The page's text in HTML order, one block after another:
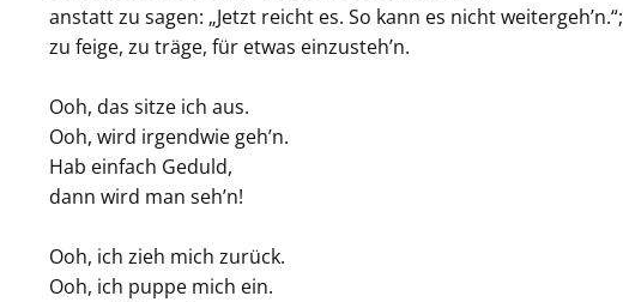
anstatt zu sagen: „Jetzt reicht es. So kann es nicht weitergeh’n.“;
zu feige, zu träge, für etwas einzusteh’n.
Ooh, das sitze ich aus.
Ooh, wird irgendwie geh’n.
Hab einfach Geduld,
dann wird man seh’n!
Ooh, ich zieh mich zurück.
Ooh, ich puppe mich ein.